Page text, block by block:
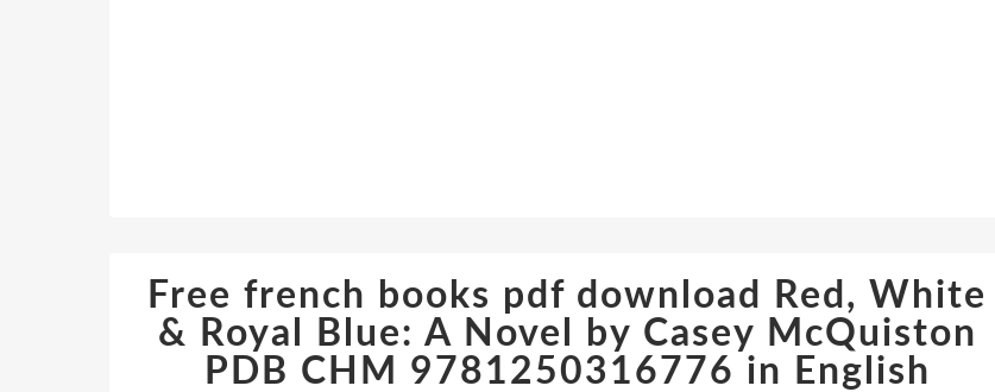
Free french books pdf download Red, White
& Royal Blue: A Novel by Casey McQuiston
PDB CHM 9781250316776 in English